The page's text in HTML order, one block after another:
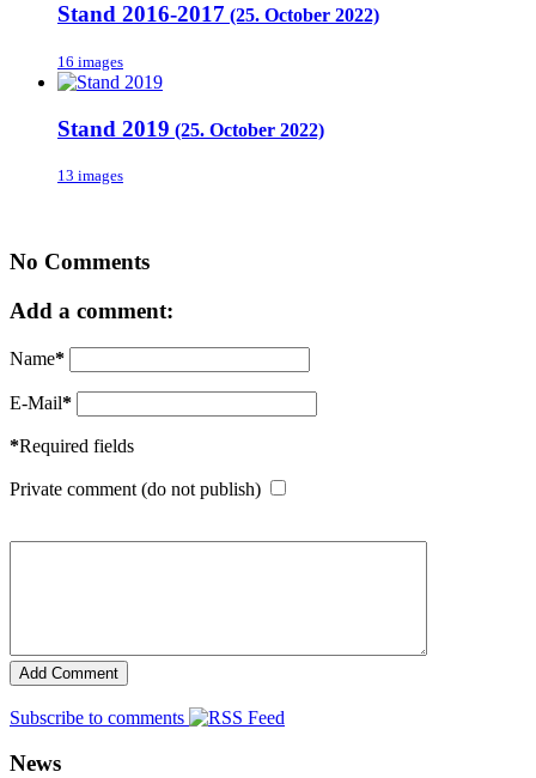
Stand 2016-2017 (25. October 2022)
16 images
Stand 2019 (25. October 2022)
13 images
No Comments
Add a comment:
Name*
E-Mail*
*Required fields
Private comment (do not publish)
Subscribe to comments
News